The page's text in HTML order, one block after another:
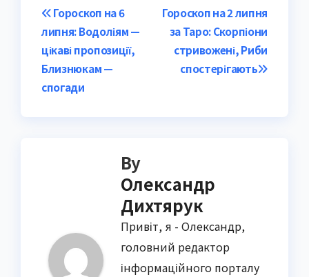
Post
navigation
Гороскоп на 2 липня
за Таро: Скорпіони
стривожені, Риби
спостерігають
Гороскоп на 6
липня: Водоліям —
цікаві пропозиції,
Близнюкам —
спогади
By
Олександр
Дихтярук
Привіт, я - Олександр,
головний редактор
інформаційного порталу